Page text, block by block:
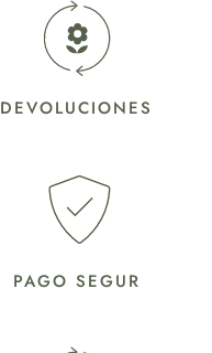
DEVOLUCIONES
PAGO SEGUR